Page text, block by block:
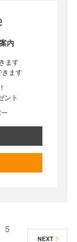
内
ます
きます
ント
5
NEXT